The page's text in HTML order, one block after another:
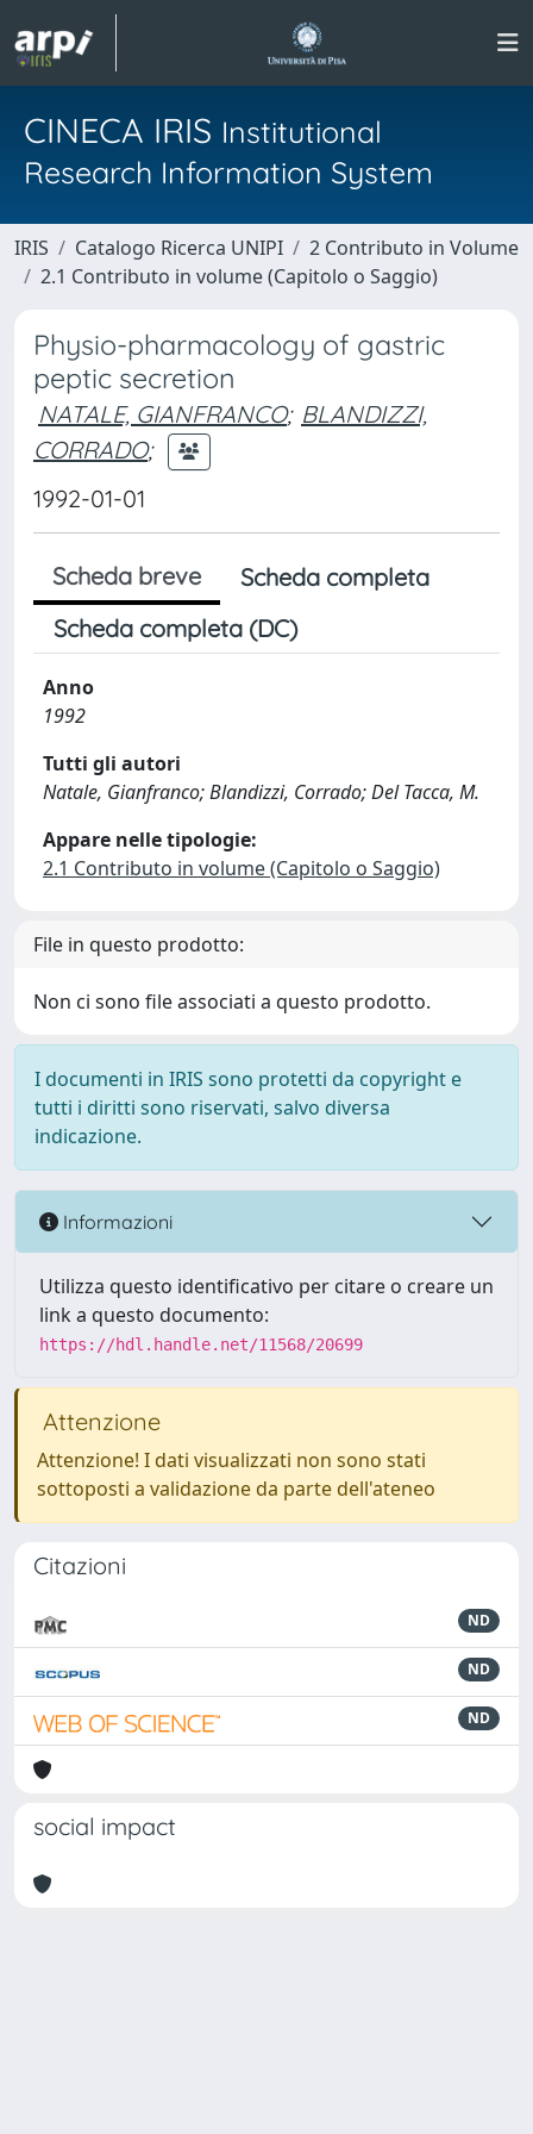
CINECA IRIS Institutional
Research Information System
IRIS Catalogo Ricerca UNIPI
2 Contributo in Volume
2.1 Contributo in volume (Capitolo o Saggio)
Physio-pharmacology of gastric
peptic secretion
NATALE, GIANFRANCO; BLANDIZZI,
CORRADO;
1992-01-01
Scheda breve
Scheda completa
Scheda completa (DC)
Anno
1992
Tutti gli autori
Natale, Gianfranco; Blandizzi, Corrado; Del Tacca, M.
Appare nelle tipologie:
2.1 Contributo in volume (Capitolo o Saggio)
File in questo prodotto:
Non ci sono file associati a questo prodotto.
I documenti in IRIS sono protetti da copyright e
tutti i diritti sono riservati, salvo diversa
indicazione.
Informazioni
Utilizza questo identificativo per citare o creare un
link a questo documento:
https://hdl.handle.net/11568/20699
Attenzione
Attenzione! I dati visualizzati non sono stati
sottoposti a validazione da parte dell'ateneo
Citazioni
ND
ND
ND
social impact